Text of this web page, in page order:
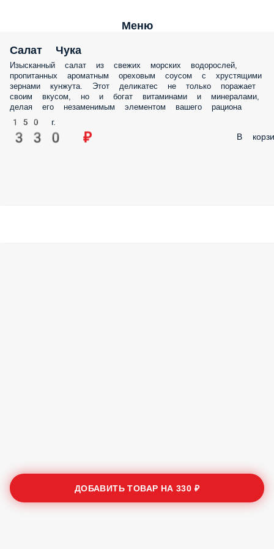
Меню
Салат Чука
Изысканный салат из свежих морских водорослей,
пропитанных ароматным ореховым соусом с хрустящими
зернами кунжута. Этот деликатес не только поражает
своим вкусом, но и богат витаминами и минералами,
делая его незаменимым элементом вашего рациона
150 г.
330 ₽ В
ДОБАВИТЬ ТОВАР НА330 ₽